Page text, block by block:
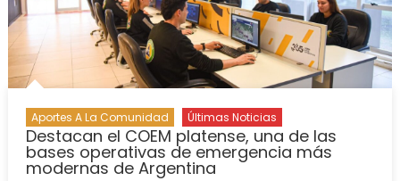
Aportes A La Comunidad Últimas Noticias
Destacan el COEM platense, una de las
bases operativas de emergencia más
modernas de Argentina